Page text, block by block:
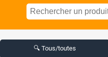
🔍 Tous/toutes